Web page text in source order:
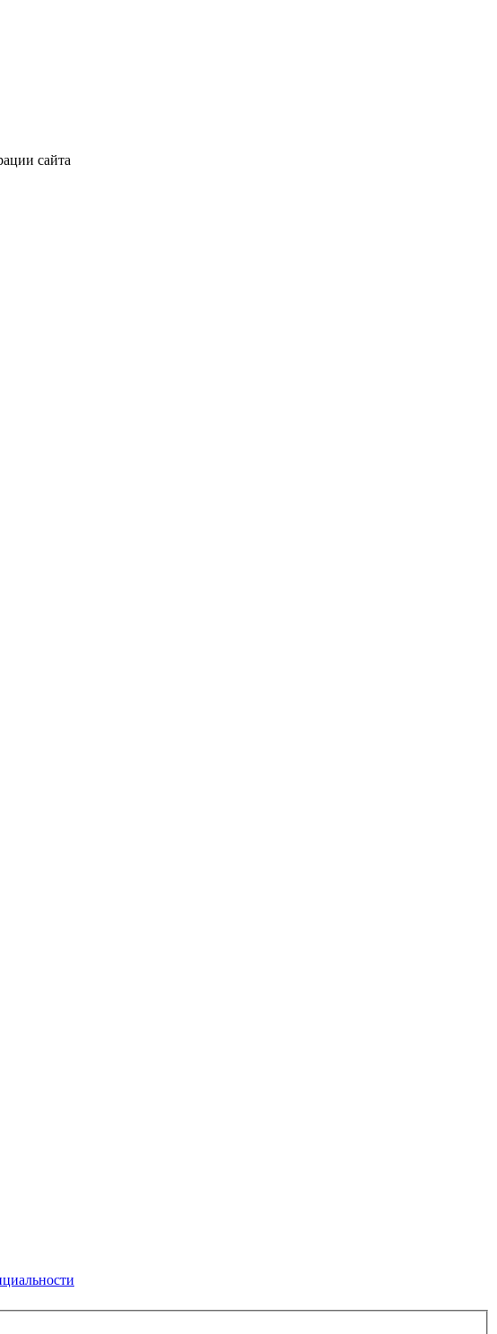
сайта